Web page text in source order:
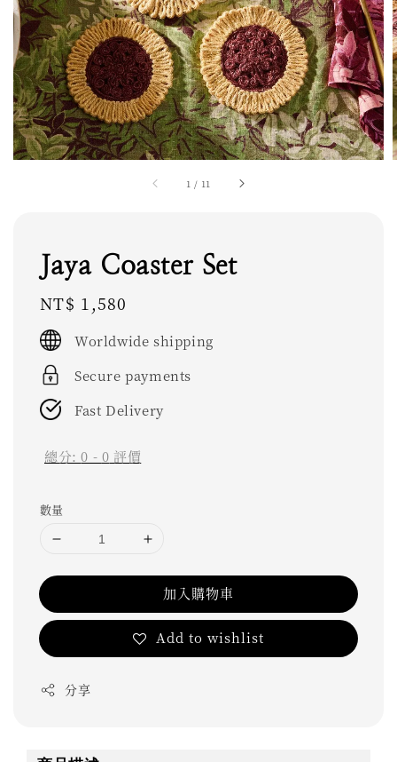
1 / 11
Jaya Coaster Set
Regular
price
NT$ 1,580
Worldwide shipping
Secure payments
Fast Delivery
總分:0 - 0 評價
數量
加入購物車
Add to wishlist
分享